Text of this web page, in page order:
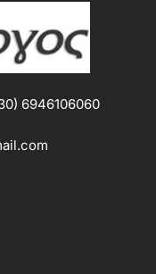
6946106060